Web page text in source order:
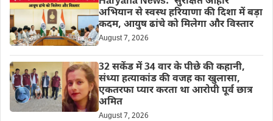
अभियान से स्वस्थ हरियाणा की दिशा में बड़ा
कदम, आयुष ढांचे को मिलेगा और विस्तार
August 7, 2026
32 सकेंड में 34 वार के पीछे की कहानी,
संध्या हत्याकांड की वजह का खुलासा,
एकतरफा प्यार करता था आरोपी पूर्व छात्र
अमित
August 7, 2026